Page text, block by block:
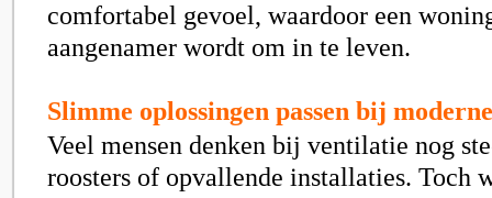
comfortabel gevoel, waardoor een
aangenamer wordt om in te leven.
Slimme oplossingen passen bij
Veel mensen denken bij ventilatie nog
roosters of opvallende installaties. Toch